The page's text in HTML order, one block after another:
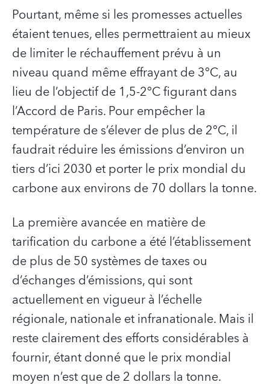
Pourtant, même si les promesses actuelles
étaient tenues, elles permettraient au mieux
de limiter le réchauffement prévu à un
niveau quand même effrayant de 3°C, au
lieu de l’objectif de 1,5-2°C figurant dans
l’Accord de Paris. Pour empêcher la
température de s’élever de plus de 2°C, il
faudrait réduire les émissions d’environ un
tiers d’ici 2030 et porter le prix mondial du
carbone aux environs de 70 dollars la tonne.
La première avancée en matière de
tarification du carbone a été l’établissement
de plus de 50 systèmes de taxes ou
d’échanges d’émissions, qui sont
actuellement en vigueur à l’échelle
régionale, nationale et infranationale. Mais il
reste clairement des efforts considérables à
fournir, étant donné que le prix mondial
moyen n’est que de 2 dollars la tonne.